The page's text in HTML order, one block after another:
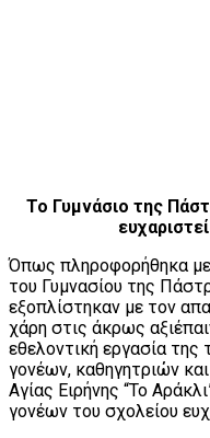
Το Γυμνάσιο της
Όπως πληροφορήθηκα με
του Γυμνασίου της
εξοπλίστηκαν με τον
χάρη στις άκρως
εθελοντική εργασία της
γονέων, καθηγητριών
Αγίας Ειρήνης “Το
γονέων του σχολείου